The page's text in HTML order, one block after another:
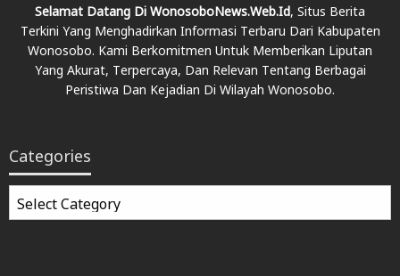
Selamat Datang Di WonosoboNews.web.id, Situs Berita
Terkini Yang Menghadirkan Informasi Terbaru Dari Kabupaten
Wonosobo. Kami Berkomitmen Untuk Memberikan Liputan
Yang Akurat, Terpercaya, Dan Relevan Tentang Berbagai
Peristiwa Dan Kejadian Di Wilayah Wonosobo.
Categories
Categories